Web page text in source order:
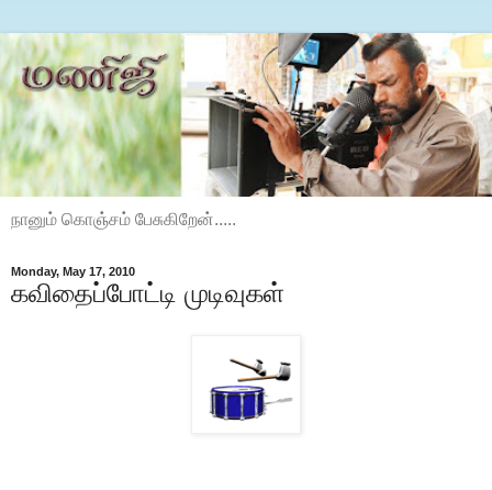
நானும் கொஞ்சம் பேசுகிறேன்.....
Monday, May 17, 2010
கவிதைப்போட்டி முடிவுகள்